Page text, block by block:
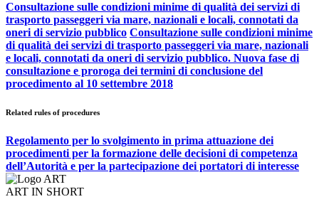
Consultazione sulle condizioni minime di qualità dei servizi di
trasporto passeggeri via mare, nazionali e locali, connotati da
oneri di servizio pubblico Consultazione sulle condizioni minime
di qualità dei servizi di trasporto passeggeri via mare, nazionali
e locali, connotati da oneri di servizio pubblico. Nuova fase di
consultazione e proroga dei termini di conclusione del
procedimento al 10 settembre 2018
Related rules of procedures
Regolamento per lo svolgimento in prima attuazione dei
procedimenti per la formazione delle decisioni di competenza
dell’Autorità e per la partecipazione dei portatori di interesse
ART IN SHORT